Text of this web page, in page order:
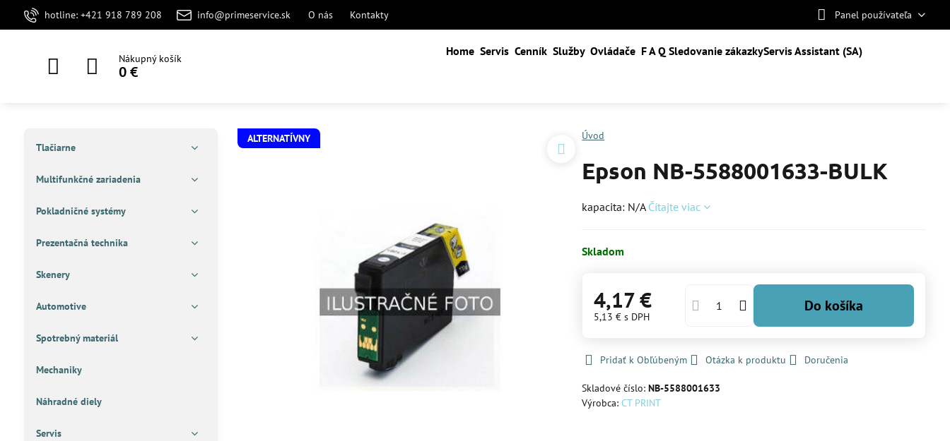
hotline: +421 918 789 208 info@primeservice.sk O nás Kontakty Panel používateľa
Nákupný košík
0 €
Home Servis Cenník Služby Ovládače F A QSledovanie zákazkyServis Assistant (SA)
ALTERNATÍVNY Úvod
Epson NB-5588001633-BULK
kapacita: N/A Čítajte viac
Skladom
4,17 €
5,13 €s DPH
Do košíka
Pridať k Obľúbeným Otázka k produktu Doručenia
Skladové číslo:NB-5588001633
Výrobca:CT PRINT
Tlačiarne
Multifunkčné zariadenia
Pokladničné systémy
Prezentačná technika
Skenery
Automotive
Spotrebný materiál
Mechaniky
Náhradné diely
Servis